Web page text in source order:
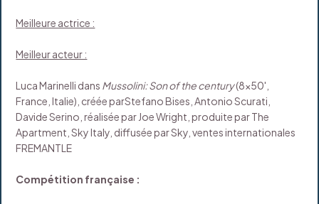
Meilleure actrice :
Meilleur acteur :
Luca Marinelli dans Mussolini: Son of the century(8x50',
France, Italie), créée parStefano Bises, Antonio Scurati,
Davide Serino, réalisée par Joe Wright, produite par The
Apartment, Sky Italy, diffusée par Sky, ventes internationales
FREMANTLE
Compétition française :